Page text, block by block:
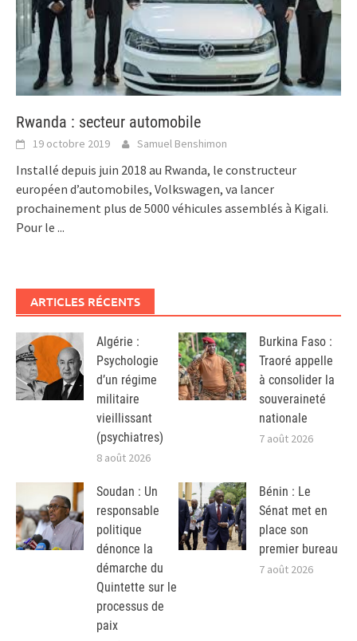
Rwanda : secteur automobile
19 octobre 2019 Samuel Benshimon
Installé depuis juin 2018 au Rwanda, le constructeur
européen d’automobiles, Volkswagen, va lancer
prochainement plus de 5000 véhicules assemblés à Kigali.
Pour le ...
ARTICLES RÉCENTS
Algérie :
Psychologie
d’un régime
militaire
vieillissant
(psychiatres)
8 août 2026
Burkina Faso :
Traoré appelle
à consolider la
souveraineté
nationale
7 août 2026
Soudan : Un
responsable
politique
dénonce la
démarche du
Quintette sur le
processus de
paix
Bénin : Le
Sénat met en
place son
premier bureau
7 août 2026